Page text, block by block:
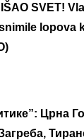
SVET!
lopova
Црна